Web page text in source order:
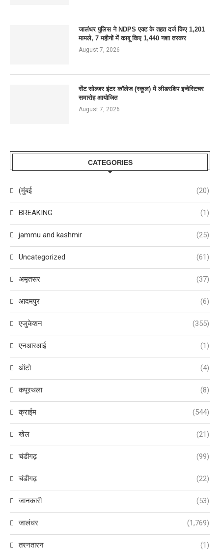
जालंधर पुलिस ने NDPS एक्ट के तहत दर्ज किए 1,201
मामले, 7 महीनों में काबू किए 1,440 नशा तस्कर
August 7, 2026
सेंट सोल्जर इंटर कॉलेज (स्कूल) में लीडरशिप इन्वेस्टिचर
समारोह आयोजित
August 7, 2026
CATEGORIES
(मुंबई (20)
BREAKING (1)
jammu and kashmir (25)
Uncategorized (61)
अमृतसर (37)
आदमपुर (6)
एजुकेशन (355)
एनआरआई (1)
ऑटो (4)
कपूरथला (8)
क्राईम (544)
खेल (21)
चंडीगढ़ (99)
चंडीगढ़ (22)
जानकारी (53)
जालंधर (1,769)
तरनतारन (1)